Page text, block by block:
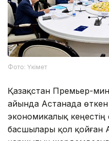
Фото: Үкімет
Қазақстан Премьер-
айында Астанада
экономикалық
басшылары қол қойған